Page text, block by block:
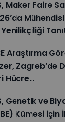
Maker Faire
Araştırma
Zagreb’de
Hücre…
Genetik ve
Kümesi için